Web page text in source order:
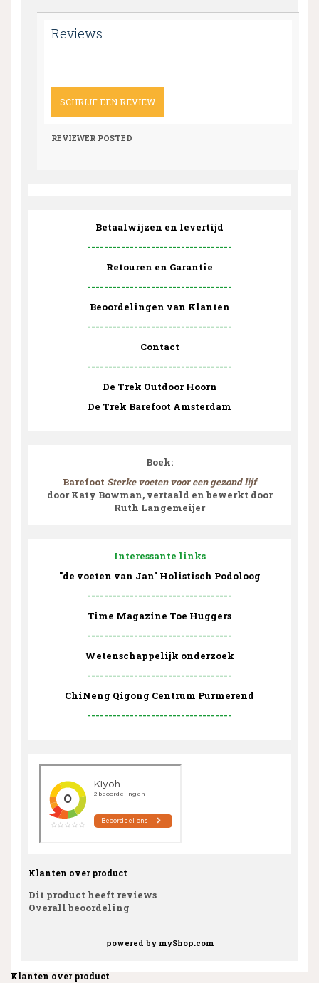
Reviews
SCHRIJF EEN REVIEW
REVIEWER POSTED
Betaalwijzen en levertijd
----------------------------------
Retouren en Garantie
----------------------------------
Beoordelingen van Klanten
----------------------------------
Contact
----------------------------------
De Trek Outdoor Hoorn
De Trek Barefoot Amsterdam
Boek:
Barefoot Sterke voeten voor een gezond lijf
door Katy Bowman, vertaald en bewerkt door
Ruth Langemeijer
Interessante links
"de voeten van Jan" Holistisch Podoloog
----------------------------------
Time Magazine Toe Huggers
----------------------------------
Wetenschappelijk onderzoek
----------------------------------
ChiNeng Qigong Centrum Purmerend
----------------------------------
Klanten over product
Dit product heeft reviews
Overall beoordeling
powered by myShop.com
Klanten over product